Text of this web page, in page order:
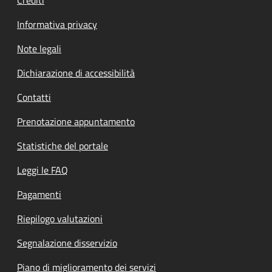
Informativa privacy
Note legali
Dichiarazione di accessibilità
Contatti
Prenotazione appuntamento
Statistiche del portale
Leggi le FAQ
Pagamenti
Riepilogo valutazioni
Segnalazione disservizio
Piano di miglioramento dei servizi